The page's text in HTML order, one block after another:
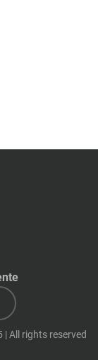
All rights reserved